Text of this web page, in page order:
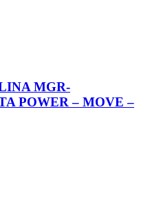
MGR-
POWER – MOVE –